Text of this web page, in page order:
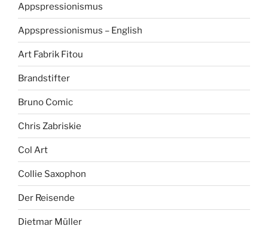
Appspressionismus
Appspressionismus – English
Art Fabrik Fitou
Brandstifter
Bruno Comic
Chris Zabriskie
Col Art
Collie Saxophon
Der Reisende
Dietmar Müller